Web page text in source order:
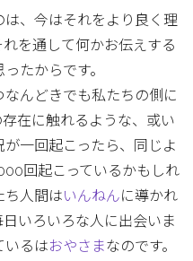
、今はそれをより良く理
を通して何かお伝えする
たからです。
んどきでも私たちの側に
存在に触れるような、或い
一回起こったら、同じよ
回起こっているかもしれ
ち人間はいんねんに導かれ
いろいろな人に出会いま
いるはおやさまなのです。